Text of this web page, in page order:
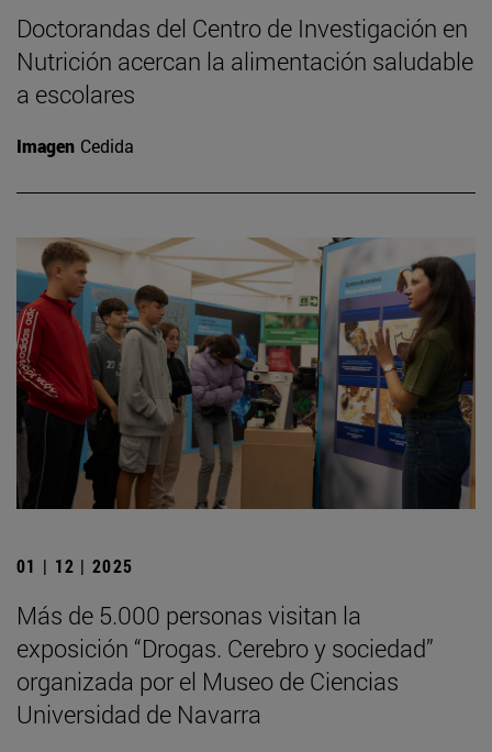
Doctorandas del Centro de Investigación en
Nutrición acercan la alimentación saludable
a escolares
Imagen Cedida
01 | 12 | 2025
Más de 5.000 personas visitan la
exposición “Drogas. Cerebro y sociedad”
organizada por el Museo de Ciencias
Universidad de Navarra